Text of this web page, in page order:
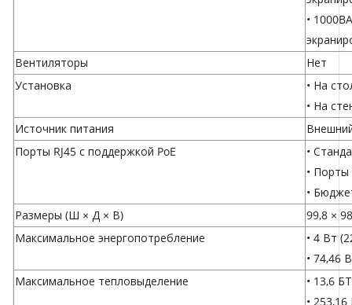
•
Вентиляторы
Нет
Установка
• На
• На
Источник питания
Порты RJ45 с поддержкой PoE
•
•
•
Размеры (Ш × Д × В)
99,8 ×
Максимальное энергопотребление
• 4 Вт
• 74,46
Максимальное тепловыделение
• 13,6
•